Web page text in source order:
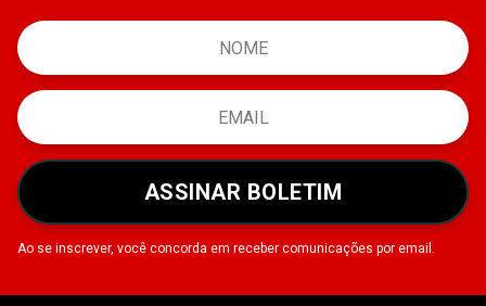
ASSINAR BOLETIM
Ao se inscrever, você concorda em receber comunicações por email.